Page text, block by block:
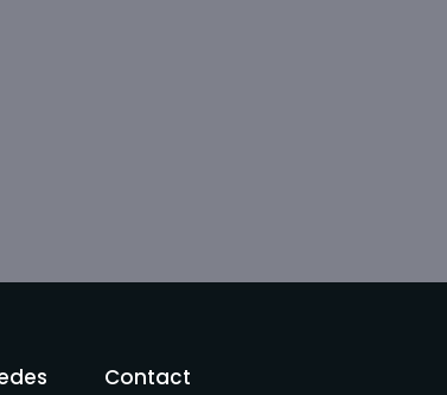
Contact